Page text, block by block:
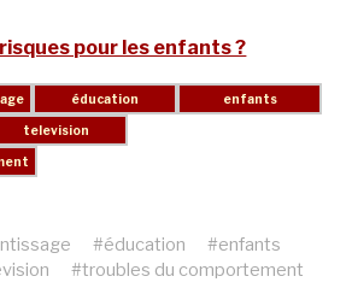
pour les enfants ?
#éducation #enfants
#troubles du comportement